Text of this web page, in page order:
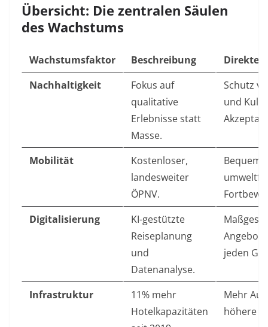
Übersicht: Die zentralen Säulen
des Wachstums
Wachstumsfaktor Beschreibung
Direkter
Nachhaltigkeit
Fokus auf
qualitative
Erlebnisse statt
Masse.
Schutz
und
Mobilität
Kostenloser,
landesweiter
ÖPNV.
Digitalisierung
KI-gestützte
Reiseplanung
und
Datenanalyse.
jeden
Infrastruktur
11% mehr
Hotelkapazitäten
Mehr
höhere